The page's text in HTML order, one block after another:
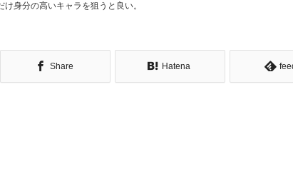
身分の高いキャラを狙うと良い。
Share Hatena